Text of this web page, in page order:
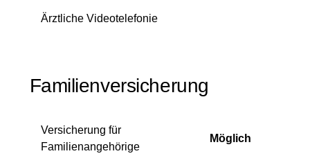
Ärztliche Videotelefonie
Familienversicherung
Versicherung für
Familienangehörige
Möglich